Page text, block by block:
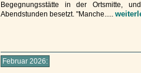
Begegnungsstätte in der Ortsmitte,
Abendstunden besetzt. "Manche.....
Februar 2026: